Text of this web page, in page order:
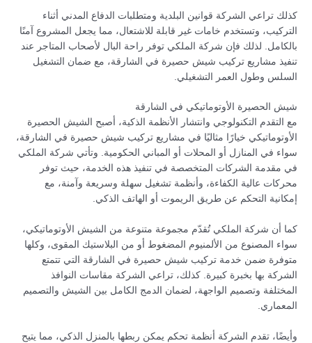
كذلك تراعي الشركة قوانين البلدية ومتطلبات الدفاع المدني أثناء
التركيب، وتستخدم خامات غير قابلة للاشتعال، مما يجعل المشروع آمنًا
بالكامل. لذلك فإن شركة الملكي توفر راحة البال لأصحاب المتاجر عند
تنفيذ مشاريع تركيب شيش حصيرة في الشارقة، مع ضمان التشغيل
السلس وطول العمر التشغيلي.
شيش الحصيرة الأوتوماتيكي في الشارقة
مع التقدم التكنولوجي وانتشار الأنظمة الذكية، أصبح الشيش الحصيرة
الأوتوماتيكي خيارًا مثاليًا في مشاريع تركيب شيش حصيرة في الشارقة،
سواء في المنازل أو المحلات أو المباني الحكومية. وتأتي شركة الملكي
في مقدمة الشركات المتخصصة في تنفيذ هذه الخدمة، حيث توفر
محركات عالية الكفاءة، وأنظمة تشغيل سهلة وسريعة وآمنة، مع
إمكانية التحكم عن طريق الريموت أو الهاتف الذكي.
كما أن شركة الملكي تُقدّم مجموعة متنوعة من الشيش الأوتوماتيكي،
سواء المصنوع من الألمنيوم المضغوط أو من البلاستيك المقوى، وكلها
متوفرة ضمن خدمة تركيب شيش حصيرة في الشارقة التي تتمتع
الشركة بها بخبرة كبيرة. كذلك، تراعي الشركة مقاسات النوافذ
المختلفة وتصميم الواجهة، لضمان الدمج الكامل بين الشيش والتصميم
المعماري.
وأيضًا، تقدم الشركة أنظمة تحكم يمكن ربطها بالمنزل الذكي، مما يتيح